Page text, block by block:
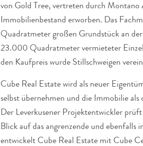
von Gold Tree, vertreten durch Montano
Immobilienbestand erworben. Das
Quadratmeter großen Grundstück an
23.000 Quadratmeter vermieteter
den Kaufpreis wurde Stillschweigen
Cube Real Estate wird als neuer
selbst übernehmen und die Immobilie
Der Leverkusener Projektentwickler
Blick auf das angrenzende und
entwickelt Cube Real Estate mit Cube